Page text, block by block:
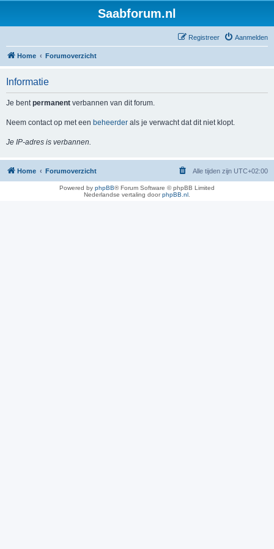
Saabforum.nl
Aanmelden
Registreer
Home Forumoverzicht
Informatie
Je bentpermanent verbannen van dit forum.
Neem contact op met een beheerder als je verwacht dat dit niet klopt.
Je IP-adres is verbannen.
Home Forumoverzicht Alle tijden zijn UTC+02:00
Powered by phpBB® Forum Software © phpBB Limited
Nederlandse vertaling doorphpBB.nl